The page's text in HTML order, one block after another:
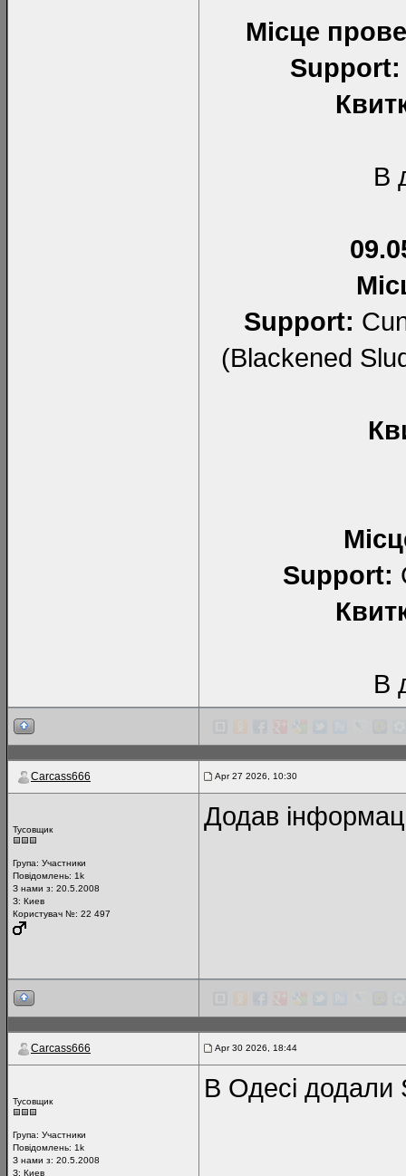
Місце
Support:
В
Support:
(Blackened
Support:
В
Carcass666 Apr 27 2026, 10:30
Тусовщик
Група: Участники
Повідомлень: 1k
З нами з: 20.5.2008
З: Киев
Користувач №: 22 497
Додав
Carcass666 Apr 30 2026, 18:44
Тусовщик
Група: Участники
Повідомлень: 1k
З нами з: 20.5.2008
З: Киев
В Одесі додали